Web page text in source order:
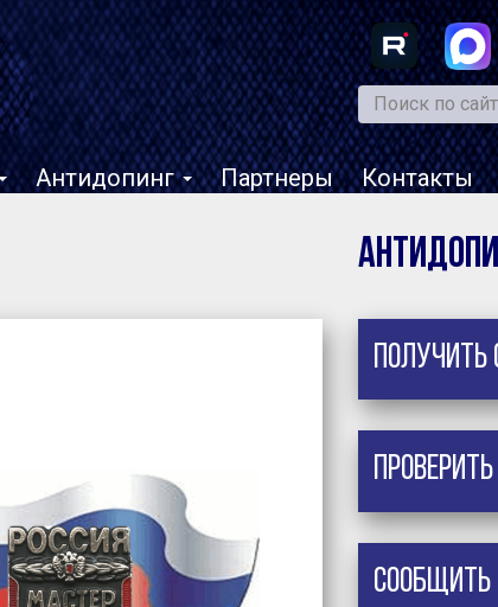
Антидопинг Партнеры Контакты
Получить
Сообщить